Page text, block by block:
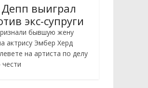
выиграл
экс-супруги
бывшую жену
актрису Эмбер Херд
на артиста по делу